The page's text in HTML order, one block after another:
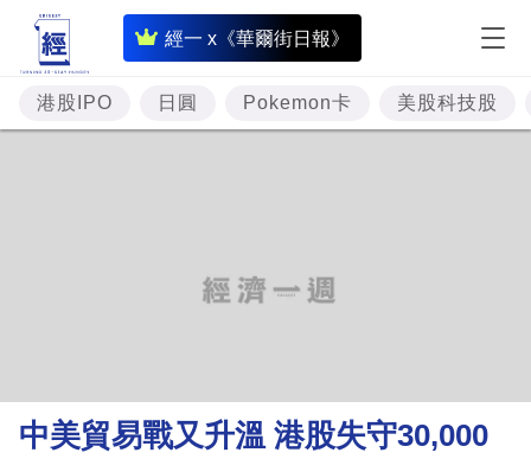
經一 x《華爾街日報》
即
時
財
經
理
財
港股IPO 日圓 Pokemon卡 美股科技股
中美貿易戰又升溫 港股失守30,000